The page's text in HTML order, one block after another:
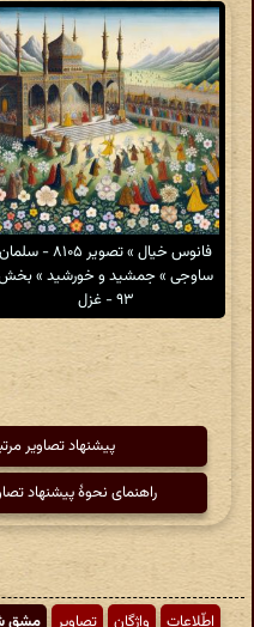
فانوس خیال » تصویر ۸۱۰۵ - سلمان
ساوجی » جمشید و خورشید »
۹۳ - غزل
پیشنهاد تصاویر
راهنمای نحوهٔ پیشنهاد